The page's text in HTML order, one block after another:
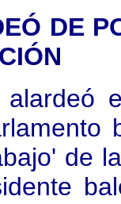
DE
alardeó
de